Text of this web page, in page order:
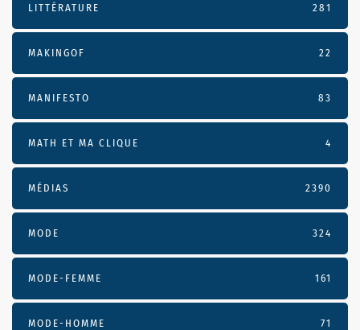
LITTÉRATURE 281
MAKINGOF 22
MANIFESTO 83
MATH ET MA CLIQUE 4
MÉDIAS 2390
MODE 324
MODE-FEMME 161
MODE-HOMME 71